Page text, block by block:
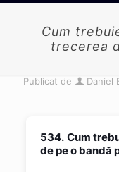
Cum
trecerea
Publicat de Daniel
534. Cum
de pe o bandă